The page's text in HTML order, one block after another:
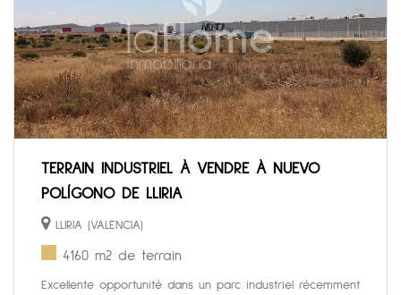
TERRAIN INDUSTRIEL À VENDRE À NUEVO
POLÍGONO DE LLIRIA
LLIRIA (VALENCIA)
4160 m2 de terrain
Excellente opportunité dans un parc industriel récemment